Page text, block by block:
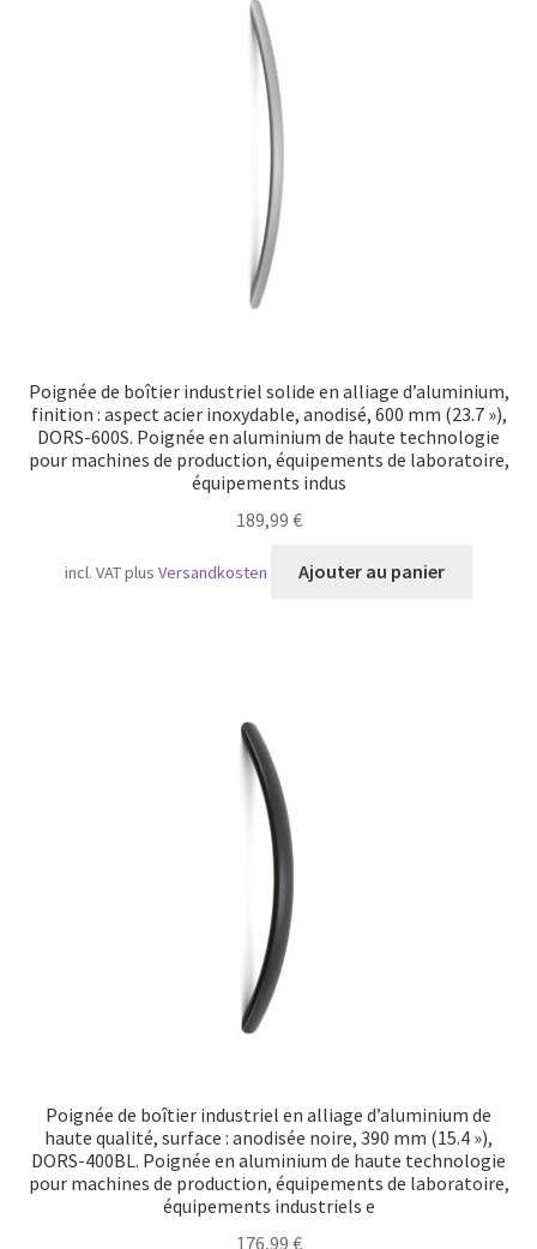
Poignée de boîtier industriel solide en alliage d’aluminium,
finition : aspect acier inoxydable, anodisé, 600 mm (23.7 »),
DORS-600S. Poignée en aluminium de haute technologie
pour machines de production, équipements de laboratoire,
équipements indus
189,99 €
incl. VATplusVersandkosten Ajouter au panier
Poignée de boîtier industriel en alliage d’aluminium de
haute qualité, surface : anodisée noire, 390 mm (15.4 »),
DORS-400BL. Poignée en aluminium de haute technologie
pour machines de production, équipements de laboratoire,
équipements industriels e
176,99 €